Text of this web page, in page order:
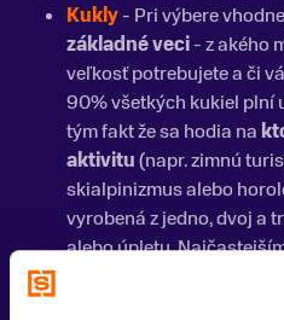
Kukly- Pri výbere
základné veci- z akého
veľkosť potrebujete a či
90% všetkých kukiel plní
tým fakt že sa hodia na
aktivitu(napr. zimnú
skialpinizmus alebo
vyrobená z jedno, dvoj a
alebo úpletu.
a podobne. Na